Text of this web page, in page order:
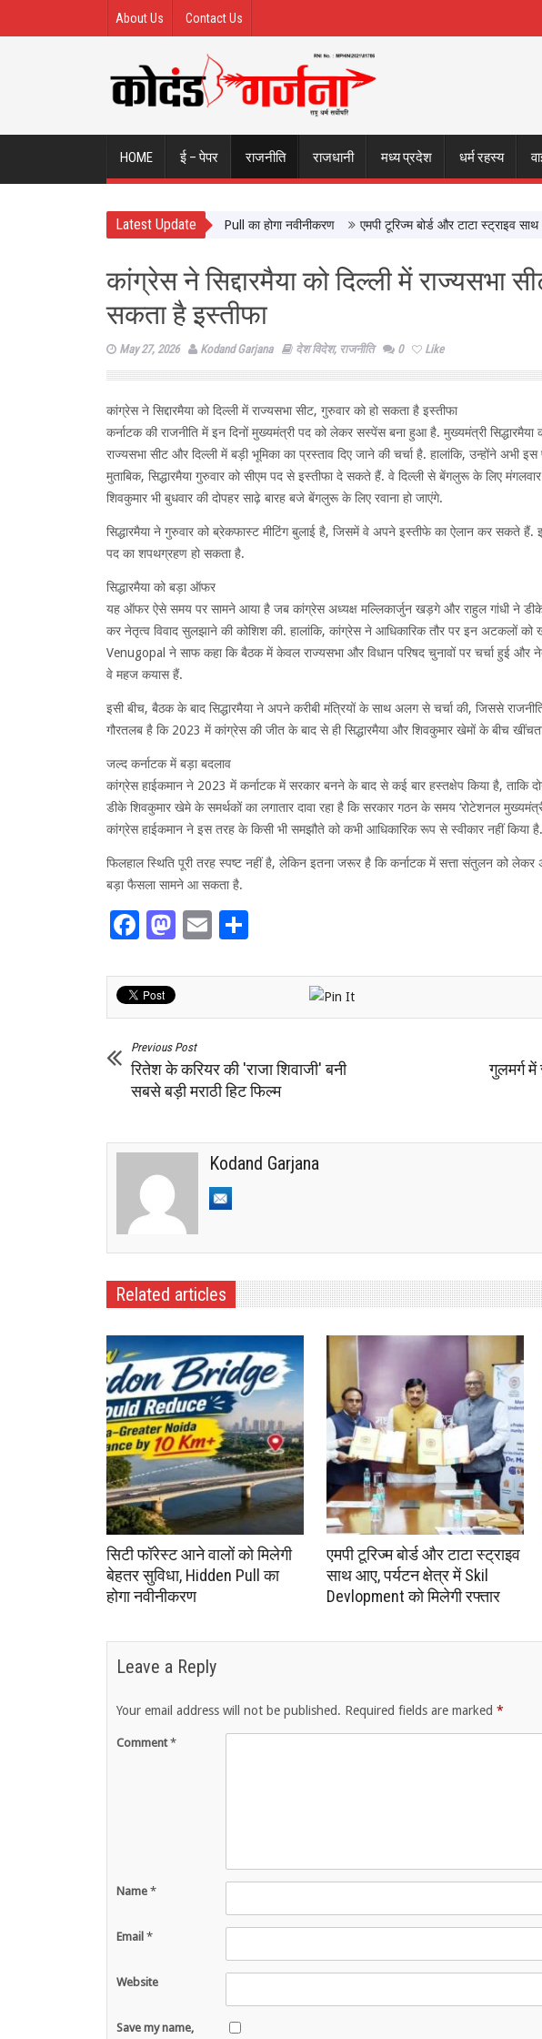
About Us Contact Us
HOME ई – पेपर राजनीति राजधानी मध्य प्रदेश धर्म रहस्य
Latest Update
वालों को मिलेगी बेहतर सुविधा, Hidden Pull का होगा नवीनीकरण एमपी टूरिज्म बोर्ड और टाटा स्ट्राइव साथ आए,
कांग्रेस ने सिद्दारमैया को दिल्ली में राज्यसभा
सकता है इस्तीफा
May 27, 2026 Kodand Garjana देश विदेश, राजनीति 0 Like
कांग्रेस ने सिद्दारमैया को दिल्ली में राज्यसभा सीट, गुरुवार को हो सकता है इस्तीफा
कर्नाटक की राजनीति में इन दिनों मुख्यमंत्री पद को लेकर सस्पेंस बना हुआ है. मुख्यमंत्री
राज्यसभा सीट और दिल्ली में बड़ी भूमिका का प्रस्ताव दिए जाने की चर्चा है. हालांकि, उन्होंने अभी
मुताबिक, सिद्धारमैया गुरुवार को सीएम पद से इस्तीफा दे सकते हैं. वे दिल्ली से बेंगलुरू के लिए
शिवकुमार भी बुधवार की दोपहर साढ़े बारह बजे बेंगलुरू के लिए रवाना हो जाएंगे.
सिद्धारमैया ने गुरुवार को ब्रेकफास्ट मीटिंग बुलाई है, जिसमें वे अपने इस्तीफे का ऐलान कर सकते
पद का शपथग्रहण हो सकता है.
सिद्धारमैया को बड़ा ऑफर
यह ऑफर ऐसे समय पर सामने आया है जब कांग्रेस अध्यक्ष मल्लिकार्जुन खड़गे और राहुल गांधी ने डीके
कर नेतृत्व विवाद सुलझाने की कोशिश की. हालांकि, कांग्रेस ने आधिकारिक तौर पर इन अटकलों को
Venugopal ने साफ कहा कि बैठक में केवल राज्यसभा और विधान परिषद चुनावों पर चर्चा हुई और
वे महज कयास हैं.
इसी बीच, बैठक के बाद सिद्धारमैया ने अपने करीबी मंत्रियों के साथ अलग से चर्चा की, जिससे
गौरतलब है कि 2023 में कांग्रेस की जीत के बाद से ही सिद्धारमैया और शिवकुमार खेमों के बीच
जल्द कर्नाटक में बड़ा बदलाव
कांग्रेस हाईकमान ने 2023 में कर्नाटक में सरकार बनने के बाद से कई बार हस्तक्षेप किया है, ताकि
डीके शिवकुमार खेमे के समर्थकों का लगातार दावा रहा है कि सरकार गठन के समय ‘रोटेशनल
कांग्रेस हाईकमान ने इस तरह के किसी भी समझौते को कभी आधिकारिक रूप से स्वीकार नहीं किया है.
फिलहाल स्थिति पूरी तरह स्पष्ट नहीं है, लेकिन इतना जरूर है कि कर्नाटक में सत्ता संतुलन को
बड़ा फैसला सामने आ सकता है.
Facebook
Mastodon
Email
Previous Post
रितेश के करियर की 'राजा शिवाजी' बनी
सबसे बड़ी मराठी हिट फिल्म
गुलमर्ग
Kodand Garjana
Related articles
सिटी फॉरेस्ट आने वालों को मिलेगी
बेहतर सुविधा, Hidden Pull का
होगा नवीनीकरण
एमपी टूरिज्म बोर्ड और टाटा स्ट्राइव
साथ आए, पर्यटन क्षेत्र में Skil
Devlopment को मिलेगी रफ्तार
Leave a Reply
Your email address will not be published. Required fields are marked *
Comment*
Name *
Email *
Website
Save my name,